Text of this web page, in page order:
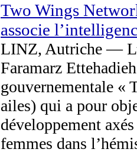
Two Wings
associe
LINZ, Autriche —
Faramarz
gouvernementale «
ailes) qui a pour
développement
femmes dans